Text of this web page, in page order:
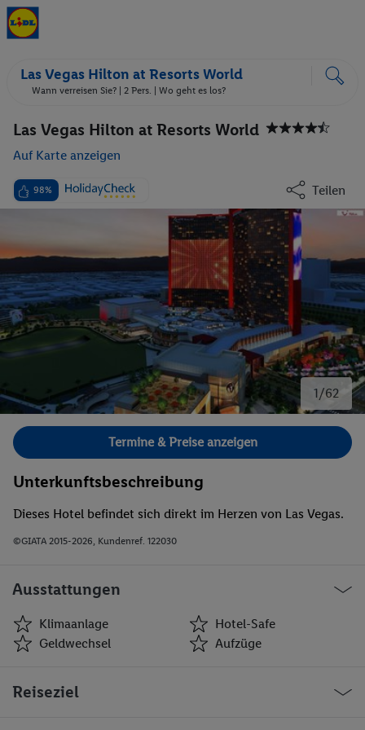
Las Vegas Hilton at Resorts World
Wann verreisen Sie? | 2 Pers. | Wo geht es los?
Las Vegas Hilton at Resorts World
Auf Karte anzeigen
98% Teilen
1/62
Bild 1 von 62.
Termine & Preise anzeigen
Unterkunftsbeschreibung
Dieses Hotel befindet sich direkt im Herzen von Las Vegas.
©GIATA 2015-2026, Kundenref. 122030
Ausstattungen
Klimaanlage
Hotel-Safe
Geldwechsel
Aufzüge
Geldwechsel
Reiseziel